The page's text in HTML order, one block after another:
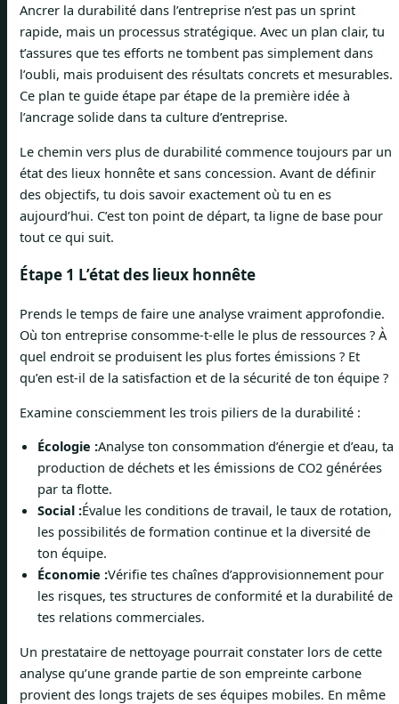
Ancrer la durabilité dans l’entreprise n’est pas un sprint
rapide, mais un processus stratégique. Avec un plan clair, tu
t’assures que tes efforts ne tombent pas simplement dans
l’oubli, mais produisent des résultats concrets et mesurables.
Ce plan te guide étape par étape de la première idée à
l’ancrage solide dans ta culture d’entreprise.
Le chemin vers plus de durabilité commence toujours par un
état des lieux honnête et sans concession. Avant de définir
des objectifs, tu dois savoir exactement où tu en es
aujourd’hui. C’est ton point de départ, ta ligne de base pour
tout ce qui suit.
Étape 1 L’état des lieux honnête
Prends le temps de faire une analyse vraiment approfondie.
Où ton entreprise consomme-t-elle le plus de ressources ? À
quel endroit se produisent les plus fortes émissions ? Et
qu’en est-il de la satisfaction et de la sécurité de ton équipe ?
Examine consciemment les trois piliers de la durabilité :
Écologie :Analyse ton consommation d’énergie et d’eau, ta
production de déchets et les émissions de CO2 générées
par ta flotte.
Social :Évalue les conditions de travail, le taux de rotation,
les possibilités de formation continue et la diversité de
ton équipe.
Économie :Vérifie tes chaînes d’approvisionnement pour
les risques, tes structures de conformité et la durabilité de
tes relations commerciales.
Un prestataire de nettoyage pourrait constater lors de cette
analyse qu’une grande partie de son empreinte carbone
provient des longs trajets de ses équipes mobiles. En même